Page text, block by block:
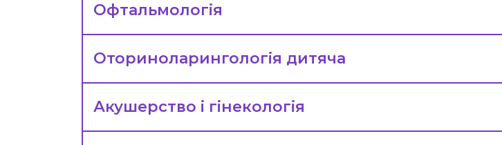
Офтальмологія
Оториноларингологія дитяча
Акушерство і гінекологія